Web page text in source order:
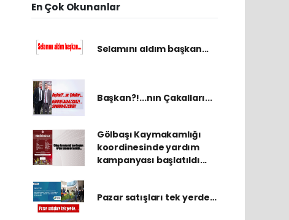
En Çok Okunanlar
Selamını aldım başkan...
Başkan?!...nın Çakalları...
Gölbaşı Kaymakamlığı
koordinesinde yardım
kampanyası başlatıldı...
Pazar satışları tek yerde…